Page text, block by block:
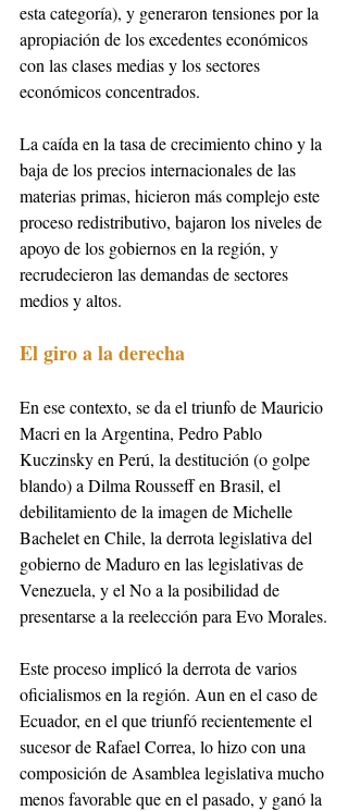
esta categoría), y generaron tensiones por la
apropiación de los excedentes económicos
con las clases medias y los sectores
económicos concentrados.
La caída en la tasa de crecimiento chino y la
baja de los precios internacionales de las
materias primas, hicieron más complejo este
proceso redistributivo, bajaron los niveles de
apoyo de los gobiernos en la región, y
recrudecieron las demandas de sectores
medios y altos.
El giro a la derecha
En ese contexto, se da el triunfo de Mauricio
Macri en la Argentina, Pedro Pablo
Kuczinsky en Perú, la destitución (o golpe
blando) a Dilma Rousseff en Brasil, el
debilitamiento de la imagen de Michelle
Bachelet en Chile, la derrota legislativa del
gobierno de Maduro en las legislativas de
Venezuela, y el No a la posibilidad de
presentarse a la reelección para Evo Morales.
Este proceso implicó la derrota de varios
oficialismos en la región. Aun en el caso de
Ecuador, en el que triunfó recientemente el
sucesor de Rafael Correa, lo hizo con una
composición de Asamblea legislativa mucho
menos favorable que en el pasado, y ganó la